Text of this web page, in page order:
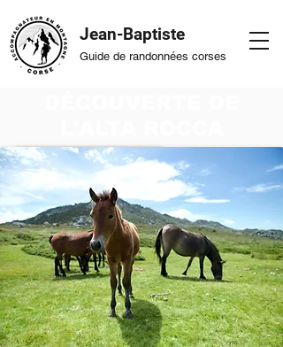
Jean-Baptiste
Guide de randonnées corses